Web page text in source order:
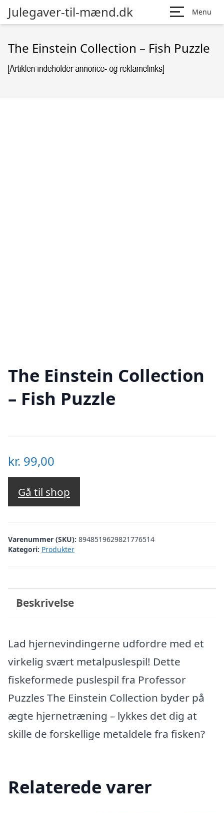
Julegaver-til-mænd.dk Menu
The Einstein Collection – Fish Puzzle
The Einstein Collection
– Fish Puzzle
kr. 99,00
Gå til shop
Varenummer (SKU): 8948519629821776514
Kategori: Produkter
Beskrivelse
Lad hjernevindingerne udfordre med et
virkelig svært metalpuslespil! Dette
fiskeformede puslespil fra Professor
Puzzles The Einstein Collection byder på
ægte hjernetræning – lykkes det dig at
skille de forskellige metaldele fra fisken?
Relaterede varer